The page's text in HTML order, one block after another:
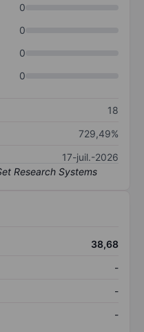
0
0
0
0
18
729,49%
17-juil.-2026
38,68
-
-
-